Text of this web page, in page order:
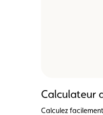
Calculateur
Calculez